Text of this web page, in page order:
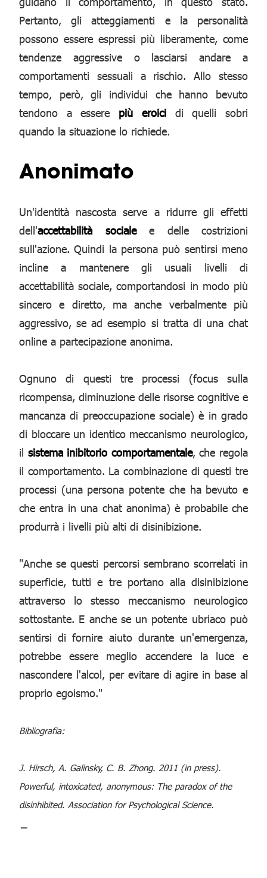
Pertanto, gli atteggiamenti e la personalità
possono essere espressi più liberamente, come
tendenze aggressive o lasciarsi andare a
comportamenti sessuali a rischio. Allo stesso
tempo, però, gli individui che hanno bevuto
tendono a essere più eroicidi quelli sobri
quando la situazione lo richiede.
Anonimato
Un'identità nascosta serve a ridurre gli effetti
dell'accettabilità socialee delle costrizioni
sull'azione. Quindi la persona può sentirsi meno
incline a mantenere gli usuali livelli di
accettabilità sociale, comportandosi in modo più
sincero e diretto, ma anche verbalmente più
aggressivo, se ad esempio si tratta di una chat
online a partecipazione anonima.
Ognuno di questi tre processi (focus sulla
ricompensa, diminuzione delle risorse cognitive e
mancanza di preoccupazione sociale) è in grado
di bloccare un identico meccanismo neurologico,
il sistema inibitorio comportamentale, che regola
il comportamento. La combinazione di questi tre
processi (una persona potente che ha bevuto e
che entra in una chat anonima) è probabile che
produrrà i livelli più alti di disinibizione.
"Anche se questi percorsi sembrano scorrelati in
superficie, tutti e tre portano alla disinibizione
attraverso lo stesso meccanismo neurologico
sottostante. E anche se un potente ubriaco può
sentirsi di fornire aiuto durante un'emergenza,
potrebbe essere meglio accendere la luce e
nascondere l'alcol, per evitare di agire in base al
proprio egoismo."
Bibliografia:
J. Hirsch, A. Galinsky, C. B. Zhong. 2011 (in press).
Powerful, intoxicated, anonymous: The paradox of the
disinhibited. Association for Psychological Science.